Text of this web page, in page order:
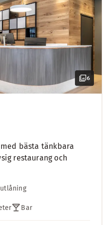
6
bästa tänkbara
restaurang och
Bar